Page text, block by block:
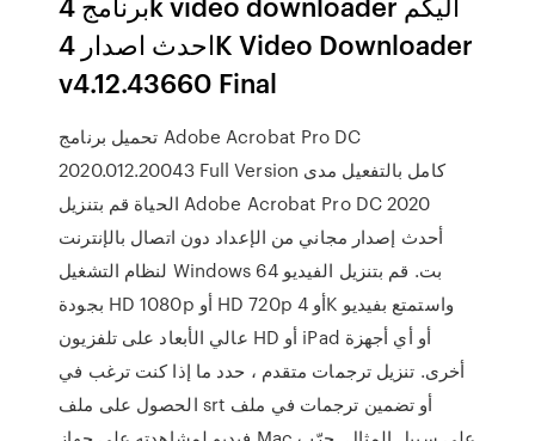
احدث اصدار 4K Video Downloader
v4.12.43660 Final
تحميل برنامج Adobe Acrobat Pro DC
2020.012.20043 Full Version كامل بالتفعيل مدى
الحياة قم بتنزيل Adobe Acrobat Pro DC 2020
أحدث إصدار مجاني من الإعداد دون اتصال بالإنترنت
لنظام التشغيل Windows 64 بت. قم بتنزيل الفيديو
بجودة HD 1080p أو HD 720p أو 4K واستمتع بفيديو
عالي الأبعاد على تلفزيون HD أو iPad أو أي أجهزة
أخرى. تنزيل ترجمات متقدم ، حدد ما إذا كنت ترغب في
الحصول على ملف srt أو تضمين ترجمات في ملف